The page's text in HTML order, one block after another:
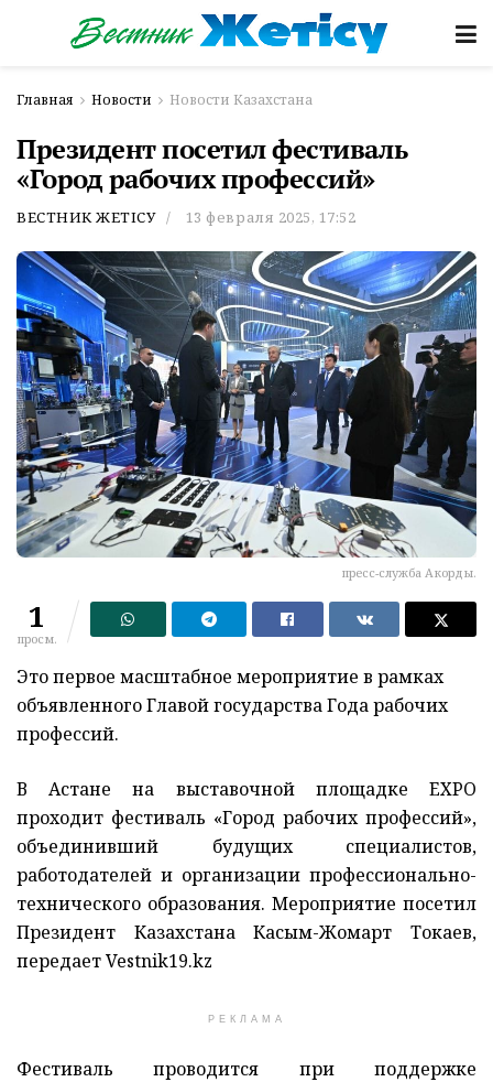
Главная Новости Новости Казахстана
Президент посетил фестиваль
«Город рабочих профессий»
ВЕСТНИК ЖЕТІСУ 13 февраля 2025, 17:52
пресс-служба Акорды.
1
просм.
Это первое масштабное мероприятие в рамках
объявленного Главой государства Года рабочих
профессий.
В Астане на выставочной площадке EXPO
проходит фестиваль «Город рабочих профессий»,
объединивший будущих специалистов,
работодателей и организации профессионально-
технического образования. Мероприятие посетил
Президент Казахстана Касым-Жомарт Токаев,
передает Vestnik19.kz
РЕКЛАМА
Фестиваль проводится при поддержке